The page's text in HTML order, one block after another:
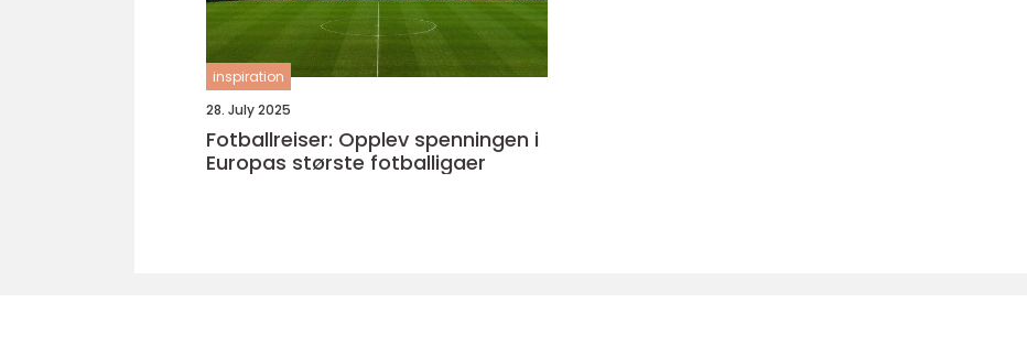
inspiration
28. July 2025
Fotballreiser: Opplev spenningen i
Europas største fotballigaer